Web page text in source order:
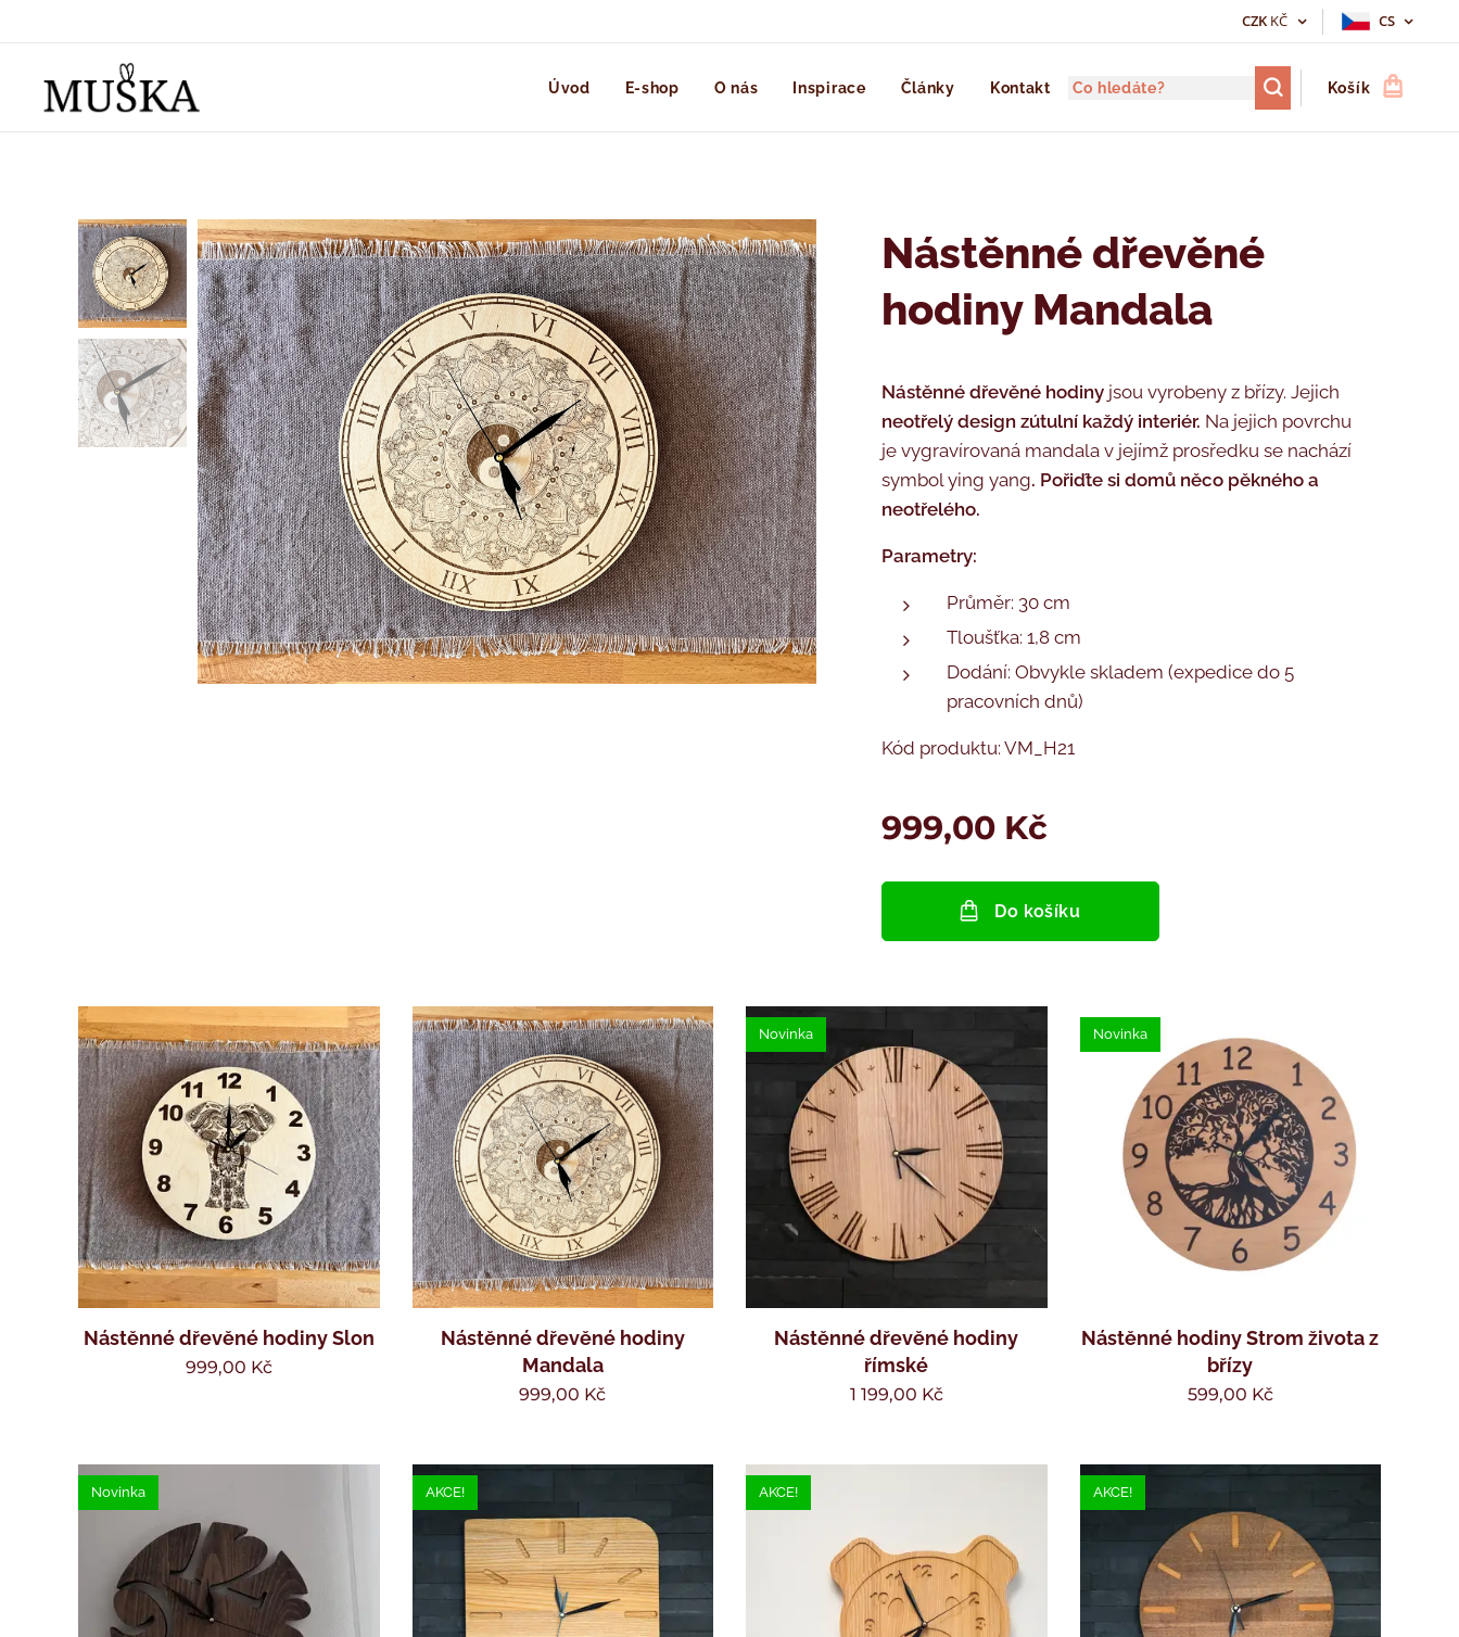
CZK KČ CS
Úvod E-shop O nás Inspirace Články Kontakt Košík
Nástěnné dřevěné
hodiny Mandala
Nástěnné dřevěné hodiny jsou vyrobeny z břízy. Jejich
neotřelý design zútulní každý interiér. Na jejich povrchu
je vygravírovaná mandala v jejímž prosředku se nachází
symbol ying yang. Pořiďte si domů něco pěkného a
neotřelého.
Parametry:
Průměr: 30 cm
Tloušťka: 1,8 cm
Dodání: Obvykle skladem (expedice do 5
pracovních dnů)
Kód produktu: VM_H21
999,00 Kč
Do košíku
Nástěnné dřevěné hodiny Slon
999,00 Kč
Nástěnné dřevěné hodiny
Mandala
999,00 Kč
Nástěnné dřevěné hodiny
římské
Novinka
1 199,00 Kč
Nástěnné hodiny Strom života z
břízy
Novinka
599,00 Kč
Novinka AKCE! AKCE! AKCE!